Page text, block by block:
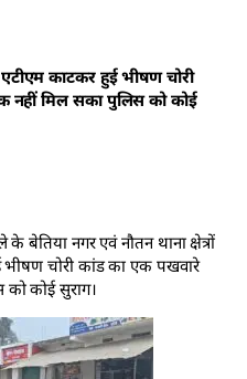
काटकर हुई भीषण चोरी
नहीं मिल सका पुलिस को कोई
बेतिया नगर एवं नौतन थाना क्षेत्रों
चोरी कांड का एक पखवारे
कोई सुराग।